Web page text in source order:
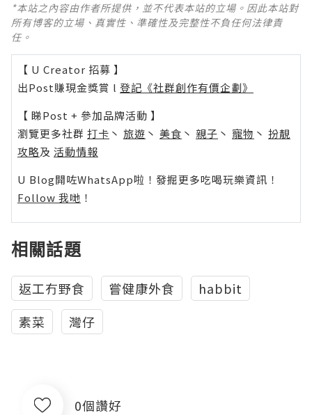
*本站之內容由作者所提供，並不代表本站的立場。因此本站對
所有博客的立場、真實性、準確性及完整性不負任何法律責
任。
【 U Creator 招募 】
出Post賺現金獎賞 l 登記《社群創作有價企劃》
【 睇Post + 參加品牌活動 】
瀏覽更多社群 打卡 丶 旅遊 丶 美食 丶 親子 丶 寵物 丶 扮靚
攻略及 活動情報
U Blog開咗WhatsApp啦！發掘更多吃喝玩樂資訊！
Follow 我哋 ！
相關話題
返工冇野食 嘗健康外食
habbit
素菜
灣仔
0個讚好